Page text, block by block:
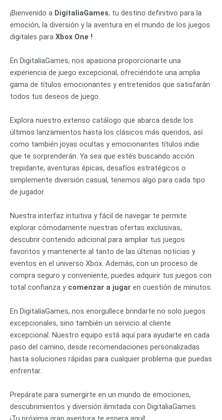
¡Bienvenido a DigitaliaGames, tu destino definitivo para la
emoción, la diversión y la aventura en el mundo de los juegos
digitales para Xbox One !
En DigitaliaGames, nos apasiona proporcionarte una
experiencia de juego excepcional, ofreciéndote una amplia
gama de títulos emocionantes y entretenidos que satisfarán
todos tus deseos de juego.
Explora nuestro extenso catálogo que abarca desde los
últimos lanzamientos hasta los clásicos más queridos, así
como también joyas ocultas y emocionantes títulos indie
que te sorprenderán. Ya sea que estés buscando acción
trepidante, aventuras épicas, desafíos estratégicos o
simplemente diversión casual, tenemos algo para cada tipo
de jugador.
Nuestra interfaz intuitiva y fácil de navegar te permite
explorar cómodamente nuestras ofertas exclusivas,
descubrir contenido adicional para ampliar tus juegos
favoritos y mantenerte al tanto de las últimas noticias y
eventos en el universo Xbox. Además, con un proceso de
compra seguro y conveniente, puedes adquirir tus juegos con
total confianza y comenzar a jugar en cuestión de minutos.
En DigitaliaGames, nos enorgullece brindarte no solo juegos
excepcionales, sino también un servicio al cliente
excepcional. Nuestro equipo está aquí para ayudarte en cada
paso del camino, desde recomendaciones personalizadas
hasta soluciones rápidas para cualquier problema que puedas
enfrentar.
Prepárate para sumergirte en un mundo de emociones,
descubrimientos y diversión ilimitada con DigitaliaGames.